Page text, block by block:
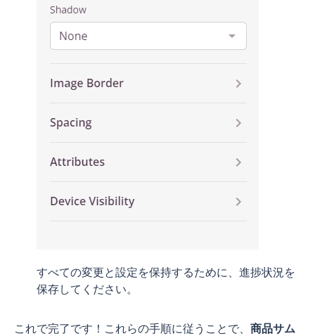
すべての変更と設定を保持するために、進捗状況を
保存してください。
これで完了です！これらの手順に従うことで、 商品サム